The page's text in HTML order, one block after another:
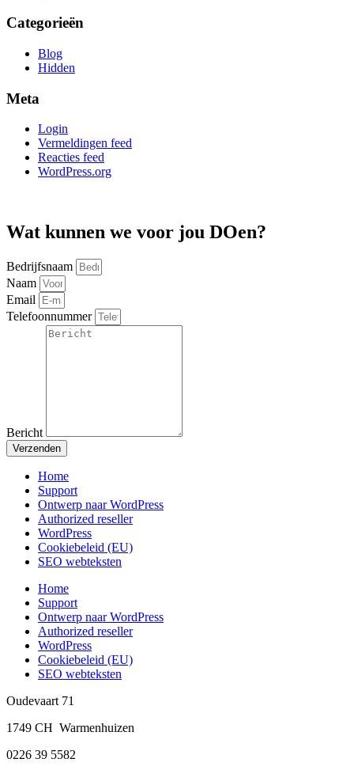
Categorieën
Blog
Hidden
Meta
Login
Vermeldingen feed
Reacties feed
WordPress.org
Wat kunnen we voor jou DOen?
Bedrijfsnaam
Naam
Email
Telefoonnummer
Bericht
Verzenden
Home
Support
Ontwerp naar WordPress
Authorized reseller
WordPress
Cookiebeleid (EU)
SEO webteksten
Home
Support
Ontwerp naar WordPress
Authorized reseller
WordPress
Cookiebeleid (EU)
SEO webteksten
Oudevaart 71
1749 CH Warmenhuizen
0226 39 5582